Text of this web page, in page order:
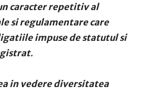
caracter repetitiv al
si regulamentare care
impuse de statutul si
.
in vedere diversitatea